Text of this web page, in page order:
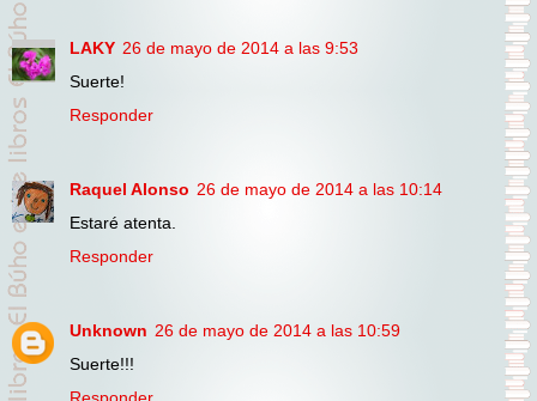
LAKY 26 de mayo de 2014 a las 9:53
Suerte!
Responder
Raquel Alonso 26 de mayo de 2014 a las 10:14
Estaré atenta.
Responder
Unknown 26 de mayo de 2014 a las 10:59
Suerte!!!